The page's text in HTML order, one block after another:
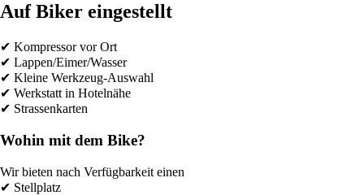
Auf Biker eingestellt
✔ Kompressor vor Ort
✔ Lappen/Eimer/Wasser
✔ Kleine Werkzeug-Auswahl
✔ Werkstatt in Hotelnähe
✔ Strassenkarten
Wohin mit dem Bike?
Wir bieten nach Verfügbarkeit einen
✔ Stellplatz